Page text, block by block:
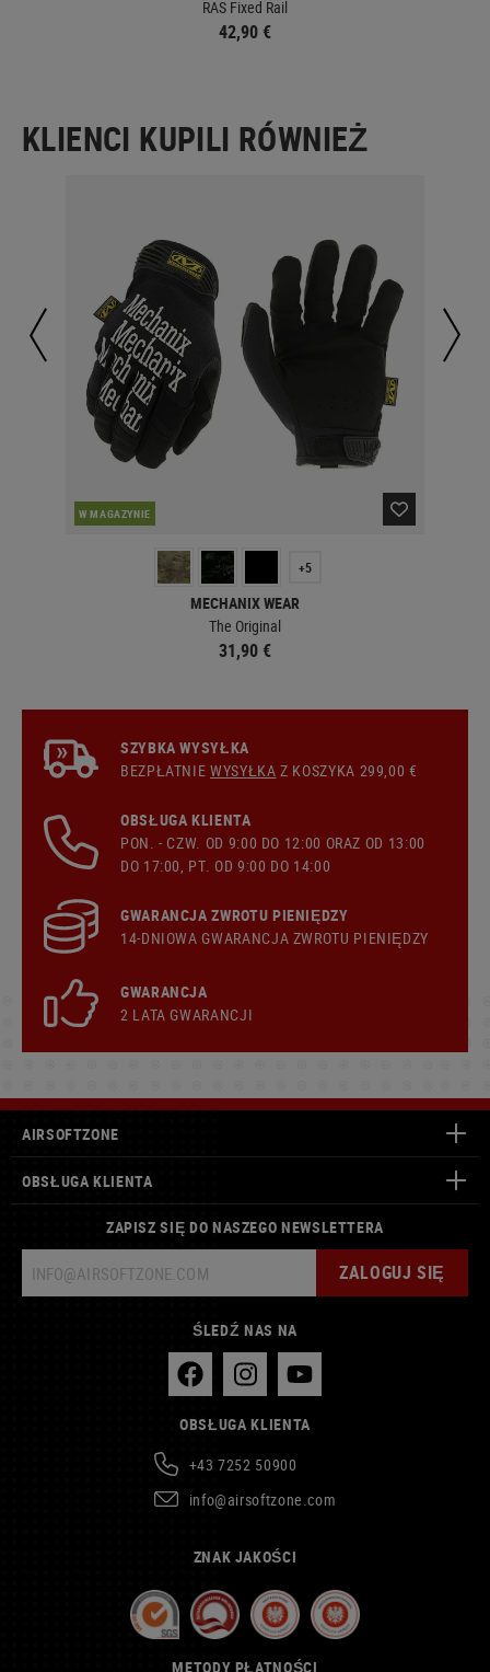
RAS Fixed Rail
42,90 €
KLIENCI KUPILI RÓWNIEŻ
W MAGAZYNIE
+5
MECHANIX WEAR
The Original
31,90 €
SZYBKA WYSYŁKA
BEZPŁATNIEWYSYŁKA Z KOSZYKA 299,00 €
OBSŁUGA KLIENTA
PON. - CZW. OD 9:00 DO 12:00 ORAZ OD 13:00
DO 17:00, PT. OD 9:00 DO 14:00
GWARANCJA ZWROTU PIENIĘDZY
14-DNIOWA GWARANCJA ZWROTU PIENIĘDZY
GWARANCJA
2 LATA GWARANCJI
AIRSOFTZONE
OBSŁUGA KLIENTA
ZAPISZ SIĘ DO NASZEGO NEWSLETTERA
ZALOGUJ SIĘ
ŚLEDŹ NAS NA
OBSŁUGA KLIENTA
+43 7252 50900
info@airsoftzone.com
ZNAK JAKOŚCI
METODY PŁATNOŚCI